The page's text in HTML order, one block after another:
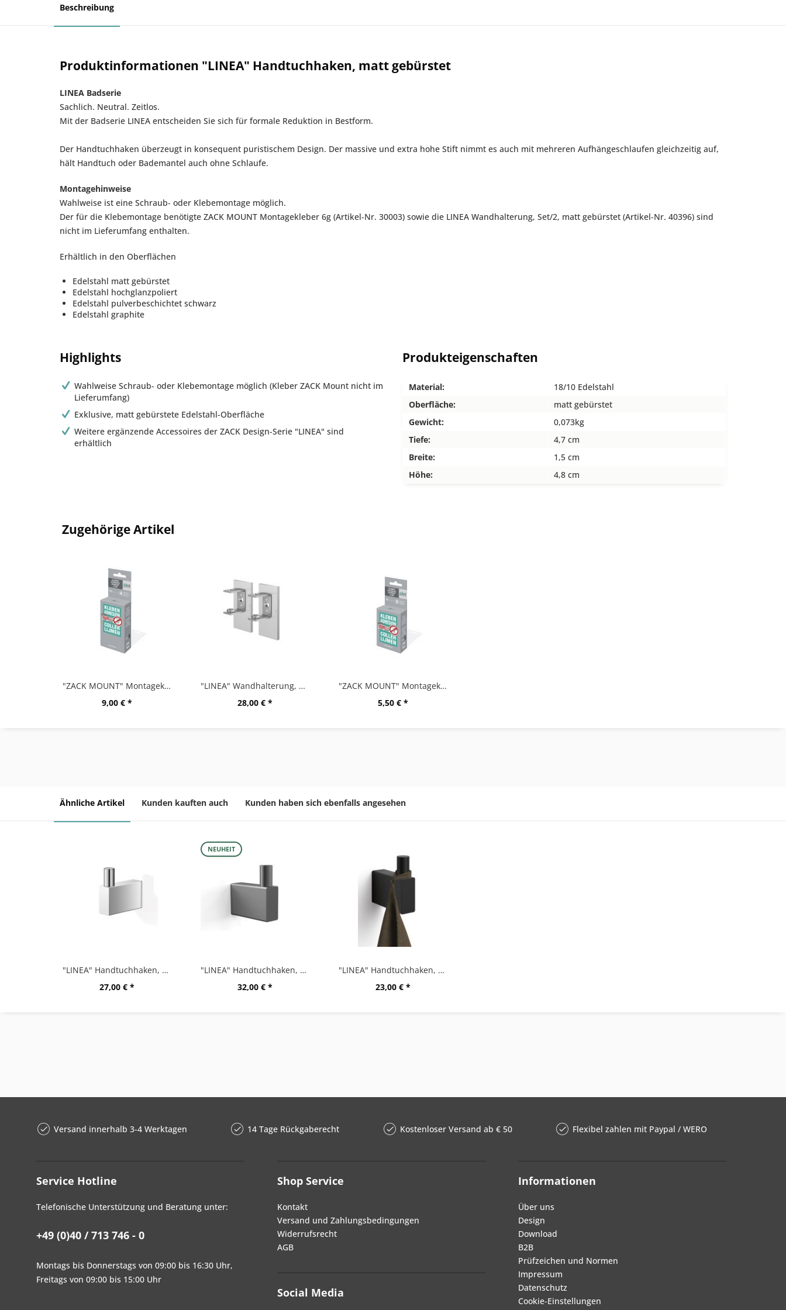
Beschreibung
Produktinformationen "LINEA" Handtuchhaken, matt gebürstet
LINEA Badserie
Sachlich. Neutral. Zeitlos.
Mit der Badserie LINEA entscheiden Sie sich für formale Reduktion in Bestform.
Der Handtuchhaken überzeugt in konsequent puristischem Design. Der massive und extra hohe Stift nimmt es auch mit mehreren Aufhängeschlaufen gleichzeitig auf,
hält Handtuch oder Bademantel auch ohne Schlaufe.
Montagehinweise
Wahlweise ist eine Schraub- oder Klebemontage möglich.
Der für die Klebemontage benötigte ZACK MOUNT Montagekleber 6g (Artikel-Nr. 30003) sowie die LINEA Wandhalterung, Set/2, matt gebürstet (Artikel-Nr. 40396) sind
nicht im Lieferumfang enthalten.
Erhältlich in den Oberflächen
Edelstahl matt gebürstet
Edelstahl hochglanzpoliert
Edelstahl pulverbeschichtet schwarz
Edelstahl graphite
Highlights
Wahlweise Schraub- oder Klebemontage möglich (Kleber ZACK Mount nicht im
Lieferumfang)
Exklusive, matt gebürstete Edelstahl-Oberfläche
Weitere ergänzende Accessoires der ZACK Design-Serie "LINEA" sind
erhältlich
Produkteigenschaften
Material:
18/10 Edelstahl
Oberfläche:
matt gebürstet
Gewicht:
0,073kg
Tiefe:
4,7 cm
Breite:
1,5 cm
Höhe:
4,8 cm
Zugehörige Artikel
"ZACK MOUNT" Montagekleber, 12g
9,00 € *
"LINEA" Wandhalterung, Set/2, matt gebürstet
28,00 € *
"ZACK MOUNT" Montagekleber, 6g
5,50 € *
Ähnliche Artikel Kunden kauften auch Kunden haben sich ebenfalls angesehen
"LINEA" Handtuchhaken, hochglänzend
27,00 € *
NEUHEIT
"LINEA" Handtuchhaken, graphite
32,00 € *
"LINEA" Handtuchhaken, schwarz
23,00 € *
Versand innerhalb 3-4 Werktagen 14 Tage Rückgaberecht Kostenloser Versand ab € 50 Flexibel zahlen mit Paypal / WERO
Service Hotline
Telefonische Unterstützung und Beratung unter:
+49 (0)40 / 713 746 - 0
Montags bis Donnerstags von 09:00 bis 16:30 Uhr,
Freitags von 09:00 bis 15:00 Uhr
Shop Service
Kontakt
Versand und Zahlungsbedingungen
Widerrufsrecht
AGB
Social Media
Informationen
Über uns
Design
Download
B2B
Prüfzeichen und Normen
Impressum
Datenschutz
Cookie-Einstellungen